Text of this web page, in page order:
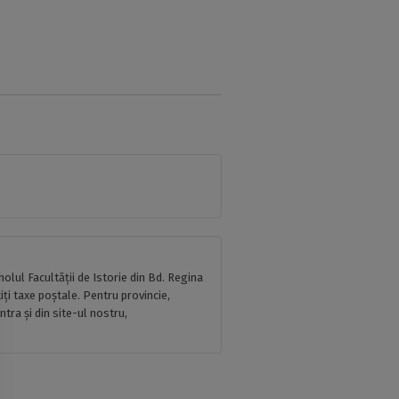
Facultății de Istorie din Bd. Regina
taxe poştale. Pentru provincie,
şi din site-ul nostru,